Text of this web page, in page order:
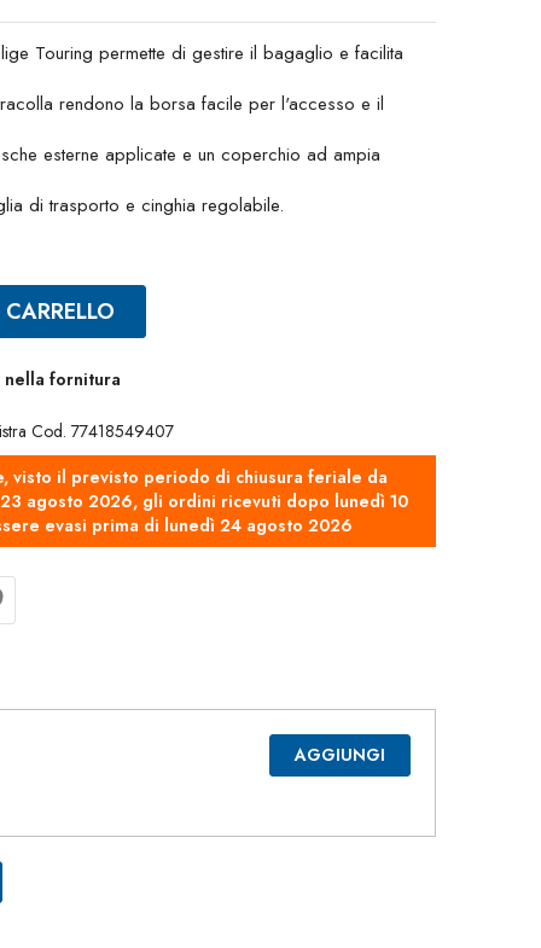
Touring permette di gestire il bagaglio e facilita
rendono la borsa facile per l'accesso e il
esterne applicate e un coperchio ad ampia
di trasporto e cinghia regolabile.
nella fornitura
Cod. 77418549407
visto il previsto periodo di chiusura feriale da
agosto 2026, gli ordini ricevuti dopo lunedì 10
evasi prima di lunedì 24 agosto 2026
AGGIUNGI